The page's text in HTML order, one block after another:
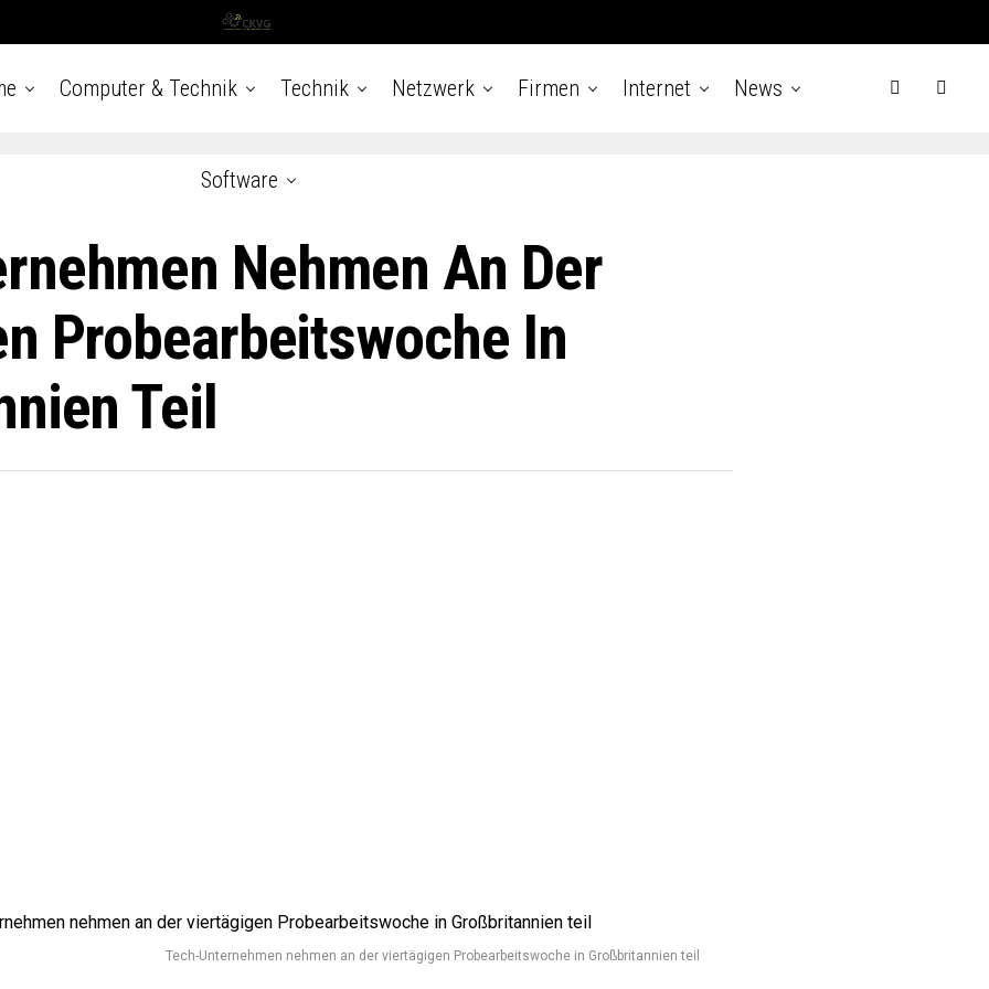
Computer & Technik Technik Netzwerk Firmen Internet News
Software
Nehmen An Der
Probearbeitswoche In
Teil
Tech-Unternehmen nehmen an der viertägigen Probearbeitswoche in Großbritannien teil